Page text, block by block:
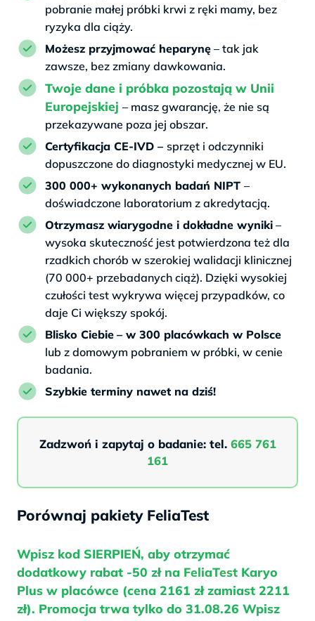
pobranie małej próbki krwi z ręki mamy, bez
ryzyka dla ciąży.
Możesz przyjmować heparynę – tak jak
zawsze, bez zmiany dawkowania.
Twoje dane i próbka pozostają w Unii
Europejskiej – masz gwarancję, że nie są
przekazywane poza jej obszar.
Certyfikacja CE-IVD – sprzęt i odczynniki
dopuszczone do diagnostyki medycznej w EU.
300 000+ wykonanych badań NIPT –
doświadczone laboratorium z akredytacją.
Otrzymasz wiarygodne i dokładne wyniki –
wysoka skuteczność jest potwierdzona też dla
rzadkich chorób w szerokiej walidacji klinicznej
(70 000+ przebadanych ciąż). Dzięki wysokiej
czułości test wykrywa więcej przypadków, co
daje Ci większy spokój.
Blisko Ciebie – w 300 placówkach w Polsce
lub z domowym pobraniem w próbki, w cenie
badania.
Szybkie terminy nawet na dziś!
Zadzwoń i zapytaj o badanie: tel. 665 761
161
Porównaj pakiety FeliaTest
Wpisz kod SIERPIEŃ, aby otrzymać
dodatkowy rabat -50 zł na FeliaTest Karyo
Plus w placówce (cena 2161 zł zamiast 2211
zł). Promocja trwa tylko do 31.08.26 Wpisz